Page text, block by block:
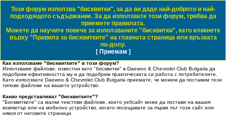
Daewoo & Chevrolet Club Bulgaria
ЧЗВ Правила на форума Влез
Регистрация
Начало форум
Виж активните теми
Как използваме "бисквитките" в този форум?
Използваме файлове, известни като "бисквитки" в Daewoo & Chevrolet Club Bulgaria да
подобрим ефективността му и да подобрим практическата си работа с потребителите.
Като използвате Daewoo & Chevrolet Club Bulgaria приемате, че можем да поставим тези
типове файлове на вашето устройство.
Какво представляват "бисквитките"?
"Бисквитките" са малки текстови файлове, които уебсайт може да постави на вашия
компютър или на мобилно устройство, когато посещавате за първи път този сайт или
някоя от неговите страници.
Този форум използва "бисквитки", за да ви даде най-доброто и най-
подходящото съдържание. За да използвате този форум, трябва да
приемете правилата.
Можете да научите повече за използваните "бисквитки", като кликнете
върху "Правила за бисквитките" на главната страница или връзката
по-долу.
[ Приемам ]